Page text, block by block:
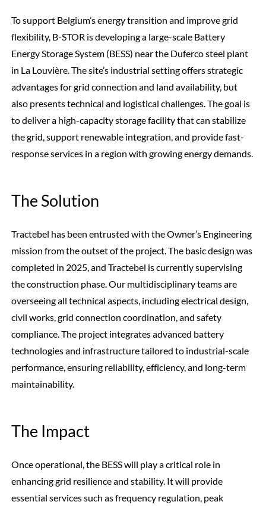
To support Belgium’s energy transition and improve grid
flexibility, B-STOR is developing a large-scale Battery
Energy Storage System (BESS) near the Duferco steel plant
in La Louvière. The site’s industrial setting offers strategic
advantages for grid connection and land availability, but
also presents technical and logistical challenges. The goal is
to deliver a high-capacity storage facility that can stabilize
the grid, support renewable integration, and provide fast-
response services in a region with growing energy demands.
The Solution
Tractebel has been entrusted with the Owner’s Engineering
mission from the outset of the project. The basic design was
completed in 2025, and Tractebel is currently supervising
the construction phase. Our multidisciplinary teams are
overseeing all technical aspects, including electrical design,
civil works, grid connection coordination, and safety
compliance. The project integrates advanced battery
technologies and infrastructure tailored to industrial-scale
performance, ensuring reliability, efficiency, and long-term
maintainability.
The Impact
Once operational, the BESS will play a critical role in
enhancing grid resilience and stability. It will provide
essential services such as frequency regulation, peak